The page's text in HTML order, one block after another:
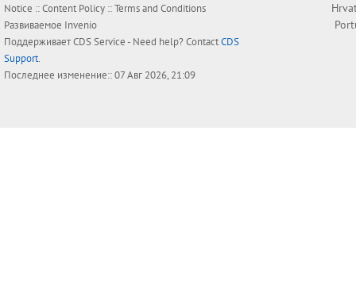
Notice ::Content Policy ::Terms and Conditions
Развиваемое Invenio
ПоддерживаетCDS Service- Need help? ContactCDS
Support.
Последнее изменение:: 07 Авг 2026, 21:09